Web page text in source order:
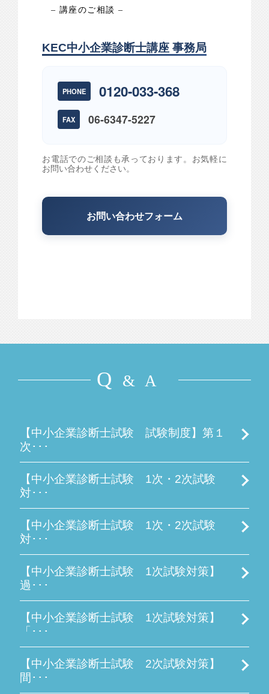
– 講座のご相談 –
KEC中小企業診断士講座 事務局
PHONE 0120-033-368
FAX 06-6347-5227
お電話でのご相談も承っております。お気軽に
お問い合わせください。
お問い合わせフォーム
Q & A
【中小企業診断士試験 試験制度】第１
次･･･
【中小企業診断士試験 1次・2次試験
対･･･
【中小企業診断士試験 1次・2次試験
対･･･
【中小企業診断士試験 1次試験対策】
過･･･
【中小企業診断士試験 1次試験対策】
「･･･
【中小企業診断士試験 2次試験対策】
間･･･